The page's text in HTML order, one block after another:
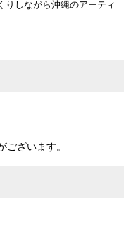
りしながら沖縄のアーティ
ざいます。